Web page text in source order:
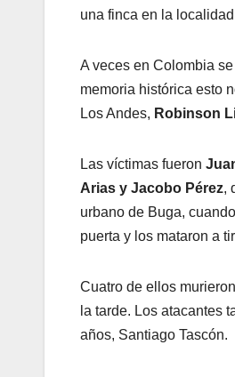
una finca en la
A veces en Colombia
memoria histórica esto
Los Andes, Robinson
Las víctimas fueron
Arias y Jacobo Pérez,
urbano de Buga,
puerta y los mataron a
Cuatro de ellos
la tarde. Los atacantes
años, Santiago Tascón.